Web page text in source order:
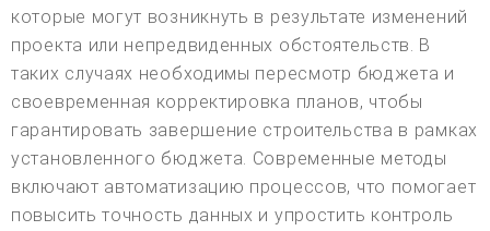
которые могут возникнуть в результате изменений
проекта или непредвиденных обстоятельств. В
таких случаях необходимы пересмотр бюджета и
своевременная корректировка планов, чтобы
гарантировать завершение строительства в рамках
установленного бюджета. Современные методы
включают автоматизацию процессов, что помогает
повысить точность данных и упростить контроль